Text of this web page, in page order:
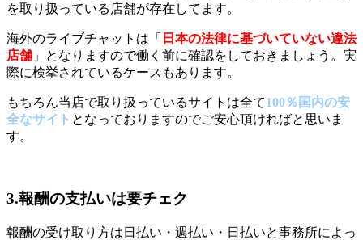
を取り扱っている店舗が存在してます。
海外のライブチャットは「 日本の法律に基づいていない違法
店舗 」となりますので働く前に確認をしておきましょう。実
際に検挙されているケースもあります。
もちろん当店で取り扱っているサイトは全て100％国内の安
全なサイト となっておりますのでご安心頂ければと思いま
す。
3.報酬の支払いは要チェク
報酬の受け取り方は日払い・週払い・日払いと事務所によっ